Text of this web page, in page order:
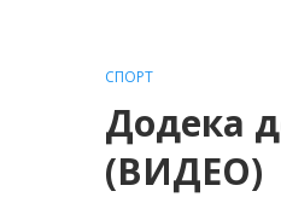
СПОРТ
Додека
(ВИДЕО)